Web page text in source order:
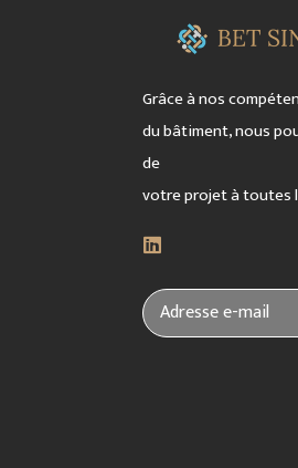
Grâce à nos
du bâtiment, nous
de
votre projet à toutes